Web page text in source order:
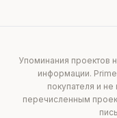
Упоминания проектов
информации.
покупателя и
перечисленным